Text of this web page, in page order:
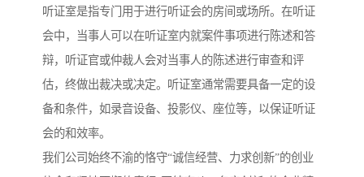
听证室是指专门用于进行听证会的房间或场所。在听证
会中，当事人可以在听证室内就案件事项进行陈述和答
辩，听证官或仲裁人会对当事人的陈述进行审查和评
估，终做出裁决或决定。听证室通常需要具备一定的设
备和条件，如录音设备、投影仪、座位等，以保证听证
会的和效率。
我们公司始终不渝的恪守“诚信经营、力求创新”的创业